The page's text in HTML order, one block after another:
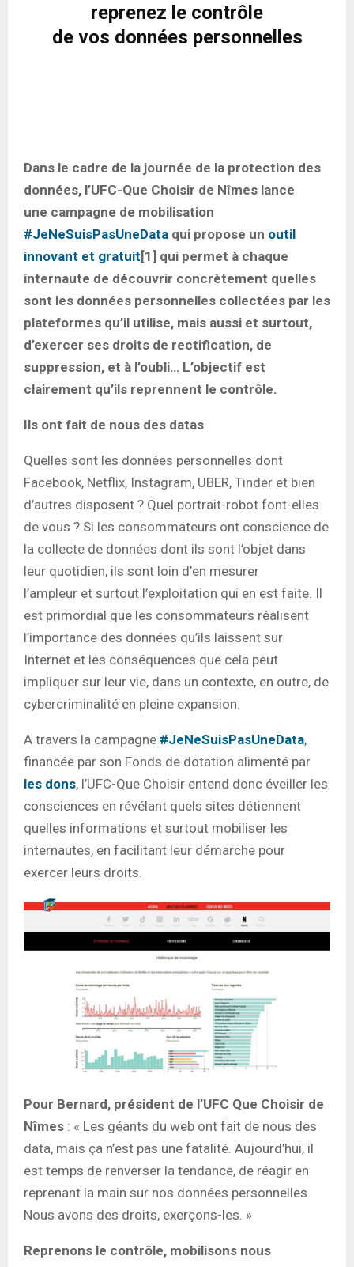
reprenez le contrôle
de vos données personnelles
Dans le cadre de la journée de la protection des
données, l’UFC-Que Choisir de Nîmes lance
une campagne de mobilisation
#JeNeSuisPasUneData qui propose un outil
innovant et gratuit [1] qui permet à chaque
internaute de découvrir concrètement quelles
sont les données personnelles collectées par les
plateformes qu’il utilise, mais aussi et surtout,
d’exercer ses droits de rectification, de
suppression, et à l’oubli… L’objectif est
clairement qu’ils reprennent le contrôle.
Ils ont fait de nous des datas
Quelles sont les données personnelles dont
Facebook, Netflix, Instagram, UBER, Tinder et bien
d’autres disposent ? Quel portrait-robot font-elles
de vous ? Si les consommateurs ont conscience de
la collecte de données dont ils sont l’objet dans
leur quotidien, ils sont loin d’en mesurer
l’ampleur et surtout l’exploitation qui en est faite. Il
est primordial que les consommateurs réalisent
l’importance des données qu’ils laissent sur
Internet et les conséquences que cela peut
impliquer sur leur vie, dans un contexte, en outre, de
cybercriminalité en pleine expansion.
A travers la campagne #JeNeSuisPasUneData,
financée par son Fonds de dotation alimenté par
les dons, l’UFC-Que Choisir entend donc éveiller les
consciences en révélant quels sites détiennent
quelles informations et surtout mobiliser les
internautes, en facilitant leur démarche pour
exercer leurs droits.
Pour Bernard, président de l’UFC Que Choisir de
Nîmes : « Les géants du web ont fait de nous des
data, mais ça n’est pas une fatalité. Aujourd’hui, il
est temps de renverser la tendance, de réagir en
reprenant la main sur nos données personnelles.
Nous avons des droits, exerçons-les. »
Reprenons le contrôle, mobilisons nous